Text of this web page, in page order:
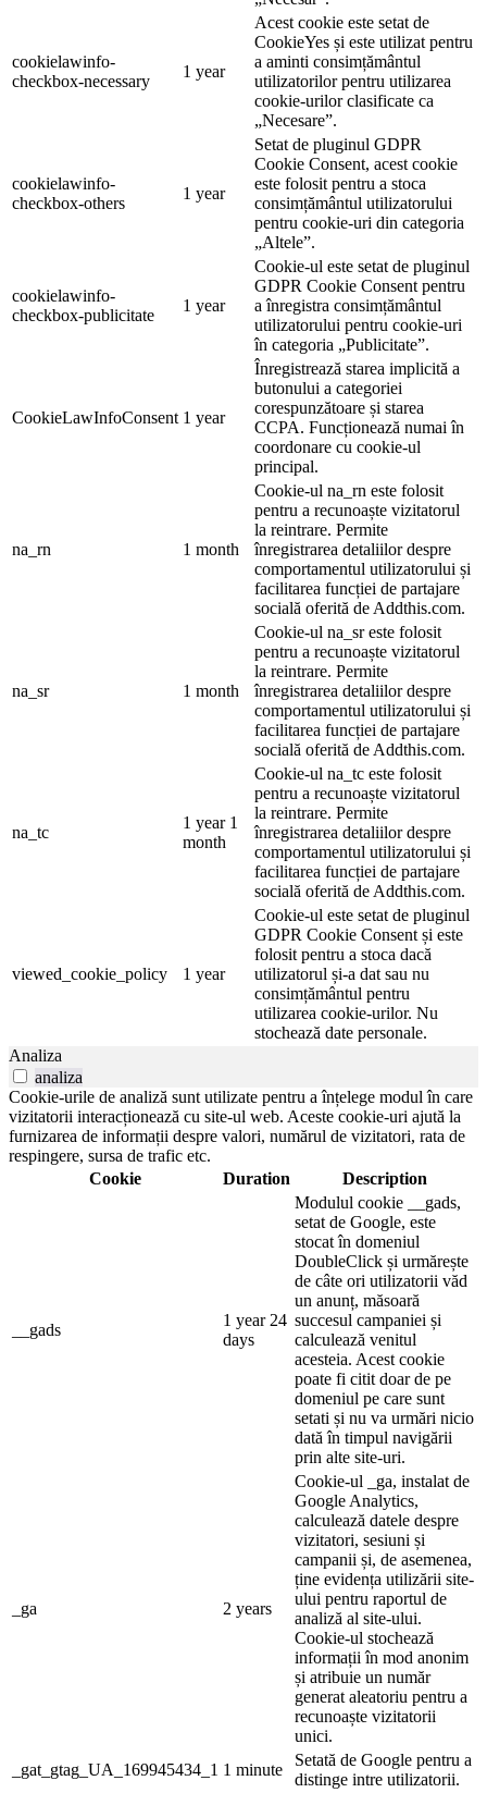
cookielawinfo-
checkbox-necessary
1 year
Acest cookie este setat de
CookieYes și este utilizat pentru
a aminti consimțământul
utilizatorilor pentru utilizarea
cookie-urilor clasificate ca
„Necesare”.
cookielawinfo-
checkbox-others
1 year
Setat de pluginul GDPR
Cookie Consent, acest cookie
este folosit pentru a stoca
consimțământul utilizatorului
pentru cookie-uri din categoria
„Altele”.
cookielawinfo-
checkbox-publicitate
1 year
Cookie-ul este setat de pluginul
GDPR Cookie Consent pentru
a înregistra consimțământul
utilizatorului pentru cookie-uri
în categoria „Publicitate”.
CookieLawInfoConsent 1 year
Înregistrează starea implicită a
butonului a categoriei
corespunzătoare și starea
CCPA. Funcționează numai în
coordonare cu cookie-ul
principal.
na_rn 1 month
Cookie-ul na_rn este folosit
pentru a recunoaște vizitatorul
la reintrare. Permite
înregistrarea detaliilor despre
comportamentul utilizatorului și
facilitarea funcției de partajare
socială oferită de Addthis.com.
na_sr 1 month
Cookie-ul na_sr este folosit
pentru a recunoaște vizitatorul
la reintrare. Permite
înregistrarea detaliilor despre
comportamentul utilizatorului și
facilitarea funcției de partajare
socială oferită de Addthis.com.
na_tc
1 year 1
month
Cookie-ul na_tc este folosit
pentru a recunoaște vizitatorul
la reintrare. Permite
înregistrarea detaliilor despre
comportamentul utilizatorului și
facilitarea funcției de partajare
socială oferită de Addthis.com.
viewed_cookie_policy 1 year
Cookie-ul este setat de pluginul
GDPR Cookie Consent și este
folosit pentru a stoca dacă
utilizatorul și-a dat sau nu
consimțământul pentru
utilizarea cookie-urilor. Nu
stochează date personale.
Analiza
analiza
Cookie-urile de analiză sunt utilizate pentru a înțelege modul în care
vizitatorii interacționează cu site-ul web. Aceste cookie-uri ajută la
furnizarea de informații despre valori, numărul de vizitatori, rata de
respingere, sursa de trafic etc.
Cookie
Duration Description
__gads
1 year 24
days
Modulul cookie __gads,
setat de Google, este
stocat în domeniul
DoubleClick și urmărește
de câte ori utilizatorii văd
un anunț, măsoară
succesul campaniei și
calculează venitul
acesteia. Acest cookie
poate fi citit doar de pe
domeniul pe care sunt
setati și nu va urmări nicio
dată în timpul navigării
prin alte site-uri.
_ga 2 years
Cookie-ul _ga, instalat de
Google Analytics,
calculează datele despre
vizitatori, sesiuni și
campanii și, de asemenea,
ține evidența utilizării site-
ului pentru raportul de
analiză al site-ului.
Cookie-ul stochează
informații în mod anonim
și atribuie un număr
generat aleatoriu pentru a
recunoaște vizitatorii
unici.
_gat_gtag_UA_169945434_1 1 minute
Setată de Google pentru a
distinge intre utilizatorii.